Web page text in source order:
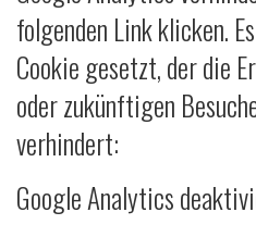
folgenden Link klicken.
Cookie gesetzt, der die
oder zukünftigen
verhindert:
Google Analytics